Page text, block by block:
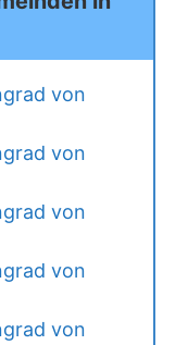
von
von
von
von
von